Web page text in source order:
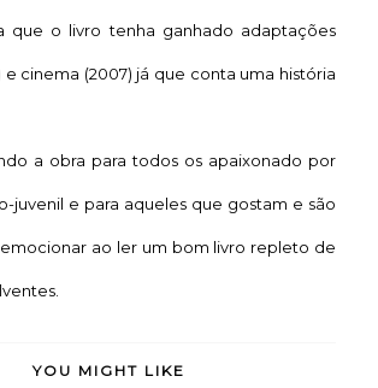
que o livro tenha ganhado adaptações
e cinema (2007) já que conta uma história
obra para todos os apaixonado por
juvenil e para aqueles que gostam e são
ao ler um bom livro repleto de
YOU MIGHT LIKE